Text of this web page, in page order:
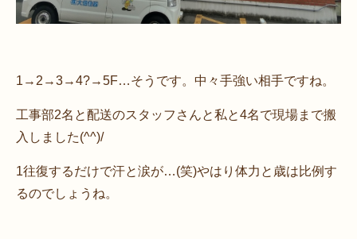
1→2→3→4?→5F…そうです。中々手強い相手ですね。
工事部2名と配送のスタッフさんと私と4名で現場まで搬
入しました(^^)/
1往復するだけで汗と涙が…(笑)やはり体力と歳は比例す
るのでしょうね。